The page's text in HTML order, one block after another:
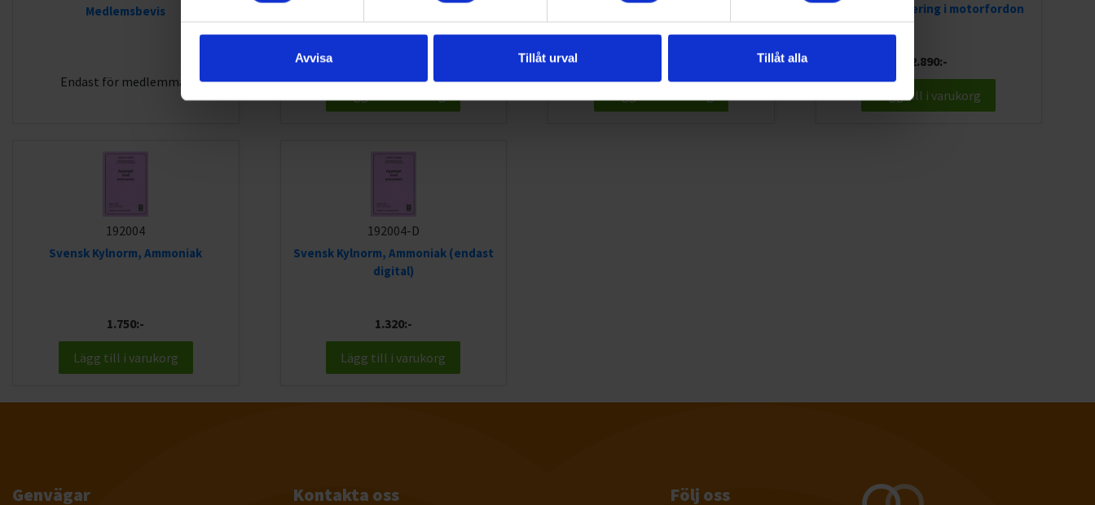
Avvisa Tillåt urval Tillåt alla
Medlemsbevis
Endast för medlemmar
Lägg till i varukorg Lägg till i varukorg
Luftkonditionering i motorfordon
2.890:-
Lägg till i varukorg
192004
Svensk Kylnorm, Ammoniak
1.750:-
Lägg till i varukorg
192004-D
Svensk Kylnorm, Ammoniak (endast
digital)
1.320:-
Lägg till i varukorg
Genvägar Kontakta oss Följ oss